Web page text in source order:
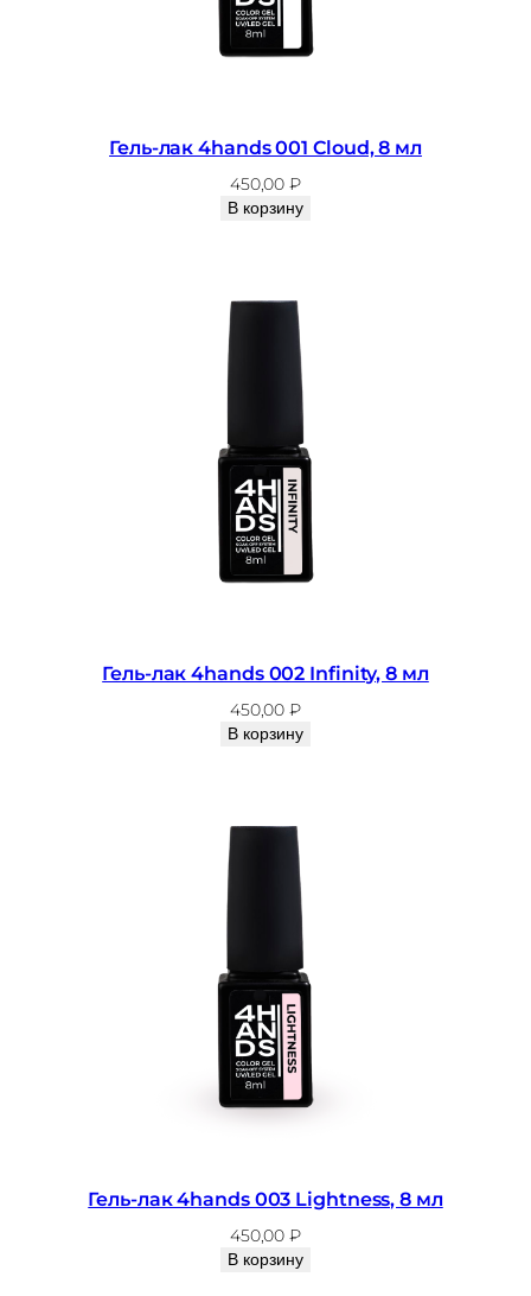
Гель-лак 4hands 001 Cloud, 8 мл
450,00₽
В корзину
Гель-лак 4hands 002 Infinity, 8 мл
450,00₽
В корзину
Гель-лак 4hands 003 Lightness, 8 мл
450,00₽
В корзину